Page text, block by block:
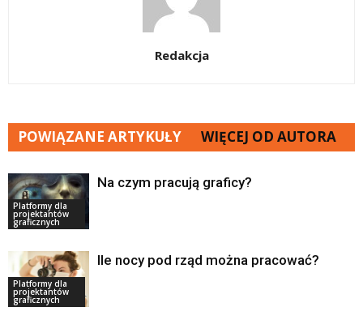
Redakcja
POWIĄZANE ARTYKUŁY WIĘCEJ OD AUTORA
Platformy dla
projektantów
graficznych
Na czym pracują graficy?
Platformy dla
projektantów
graficznych
Ile nocy pod rząd można pracować?